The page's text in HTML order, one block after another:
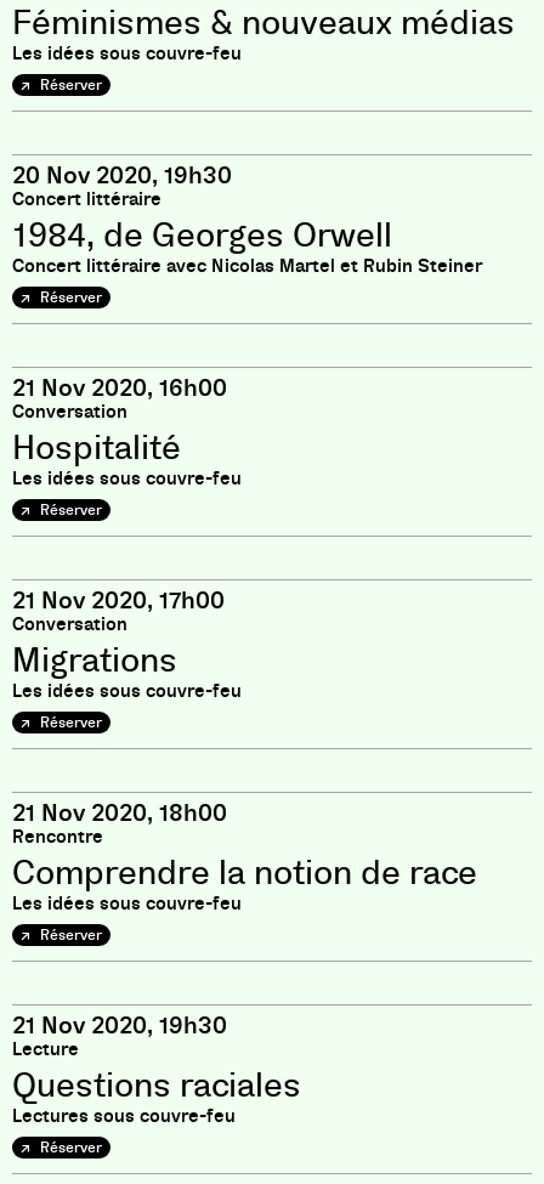
Féminismes & nouveaux médias
Les idées sous couvre-feu
Réserver
20 Nov 2020, 19h30
Concert littéraire
1984, de Georges Orwell
Concert littéraire avec Nicolas Martel et Rubin Steiner
Réserver
21 Nov 2020, 16h00
Conversation
Hospitalité
Les idées sous couvre-feu
Réserver
21 Nov 2020, 17h00
Conversation
Migrations
Les idées sous couvre-feu
Réserver
21 Nov 2020, 18h00
Rencontre
Comprendre la notion de race
Les idées sous couvre-feu
Réserver
21 Nov 2020, 19h30
Lecture
Questions raciales
Lectures sous couvre-feu
Réserver